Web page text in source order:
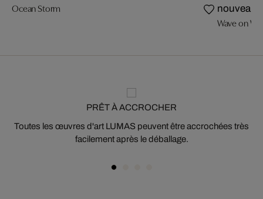
Ocean Storm nouveau
Wave on
PRÊT À ACCROCHER
Toutes les œuvres d'art LUMAS peuvent être accrochées très
facilement après le déballage.